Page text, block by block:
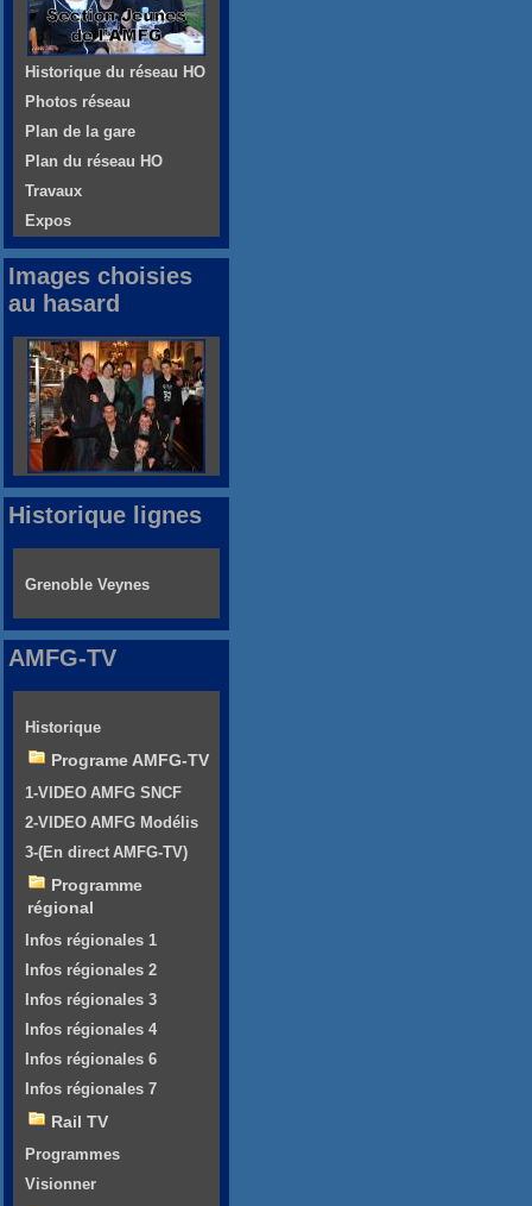
Historique du réseau HO
Photos réseau
Plan de la gare
Plan du réseau HO
Travaux
Expos
Images choisies
au hasard
Historique lignes
Grenoble Veynes
AMFG-TV
Historique
Programe AMFG-TV
1-VIDEO AMFG SNCF
2-VIDEO AMFG Modélis
3-(En direct AMFG-TV)
Programme
régional
Infos régionales 1
Infos régionales 2
Infos régionales 3
Infos régionales 4
Infos régionales 6
Infos régionales 7
Rail TV
Programmes
Visionner